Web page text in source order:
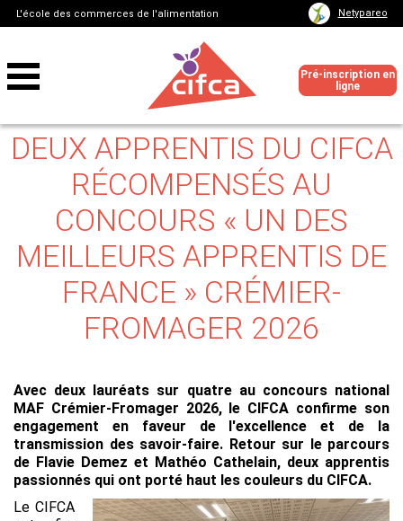
L'école des commerces de l'alimentation Netypareo
Pré-inscription en
ligne
DEUX APPRENTIS DU CIFCA
RÉCOMPENSÉS AU
CONCOURS « UN DES
MEILLEURS APPRENTIS DE
FRANCE » CRÉMIER-
FROMAGER 2026
Avec deux lauréats sur quatreau concours national
MAF Crémier-Fromager 2026, le CIFCA confirme son
engagement en faveur de l'excellence et de la
transmission des savoir-faire. Retour sur le parcours
de Flavie Demez et Mathéo Cathelain, deux apprentis
passionnés qui ont porté haut les couleurs du CIFCA.
Le CIFCA